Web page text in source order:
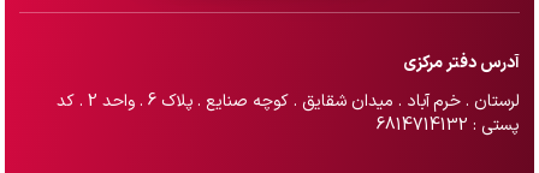
آدرس دفتر مرکزی
لرستان . خرم آباد . میدان شقایق . کوچه صنایع . پلاک 6 . واحد 2 . کد
پستی : 6814714132